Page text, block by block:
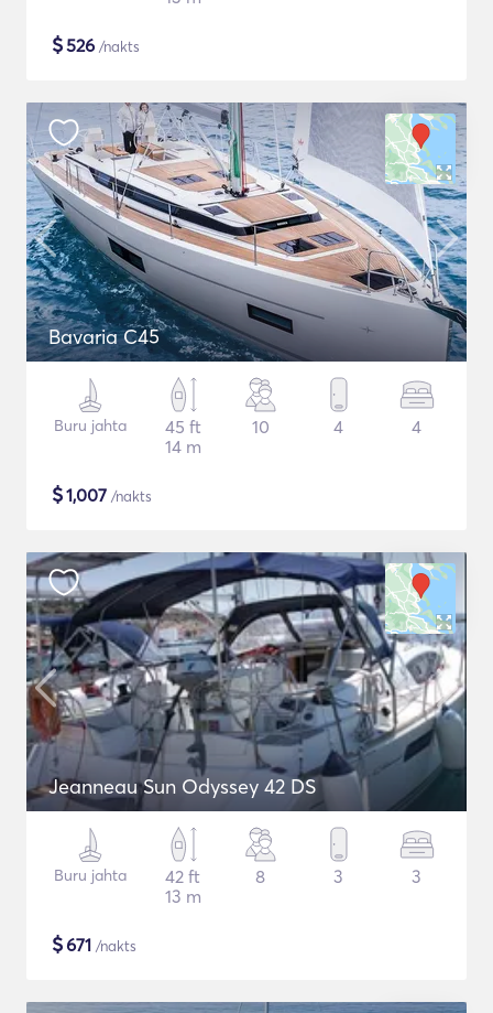
$526 /nakts
Bavaria C45
Buru jahta
45 ft
14 m
10 4 4
$1,007 /nakts
Jeanneau Sun Odyssey 42 DS
Buru jahta
42 ft
13 m
8 3 3
$671 /nakts